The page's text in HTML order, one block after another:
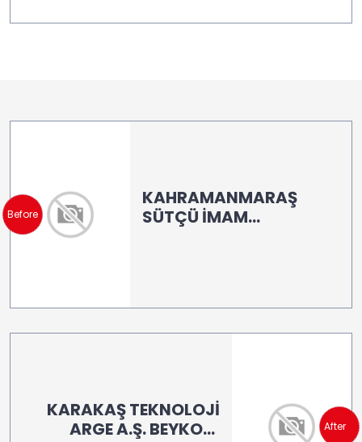
Before
KAHRAMANMARAŞ
SÜTÇÜ İMAM
KARAKAŞ TEKNOLOJİ
ARGE A.Ş. BEYKOZ/
After